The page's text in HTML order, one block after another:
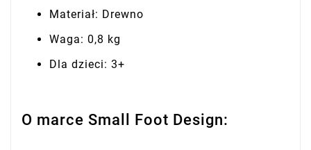
Materiał: Drewno
Waga: 0,8 kg
Dla dzieci: 3+
O marce Small Foot Design: